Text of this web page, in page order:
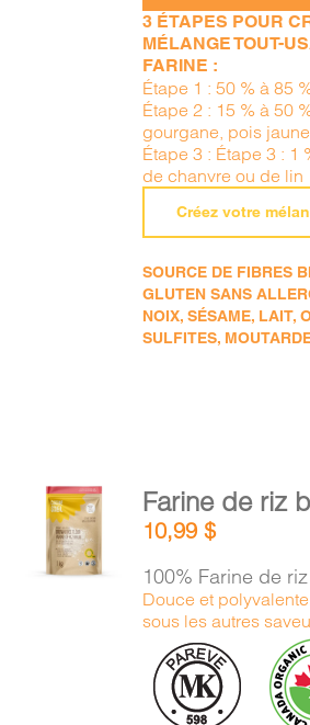
3 ÉTAPES POUR
MÉLANGE TOUT-
FARINE :
Étape 1 : 50 % à 85
Étape 2 : 15 % à 50
gourgane, pois
Étape 3 : Étape 3 : 1
de chanvre ou de lin
Créez votre
SOURCE DE FIBRES
GLUTEN SANS
NOIX, SÉSAME, LAIT,
SULFITES,
AJOUTER
AU
PANIER
/
Farine de riz
10,99$
100% Farine de
Douce et
sous les autres